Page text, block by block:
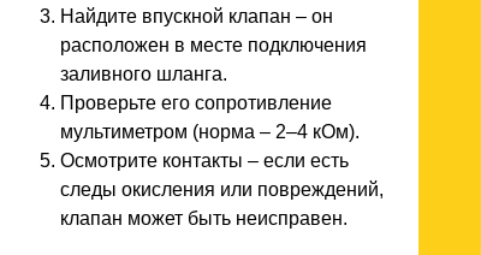
Найдите впускной клапан – он
расположен в месте подключения
заливного шланга.
Проверьте его сопротивление
мультиметром (норма – 2–4 кОм).
Осмотрите контакты – если есть
следы окисления или повреждений,
клапан может быть неисправен.